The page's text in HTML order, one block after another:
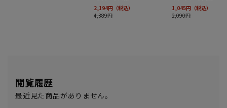
閲覧履歴
最近見た商品がありません。